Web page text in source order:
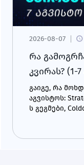
2026-08-07
რა
კვირას? (1-
გაიგე, რა
აგვისტოს:
ს გეგმები,